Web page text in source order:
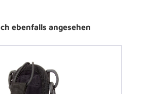
ebenfalls angesehen